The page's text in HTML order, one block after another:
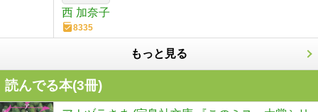
西 加奈子
8335
もっと見る
読んでる本(3冊)